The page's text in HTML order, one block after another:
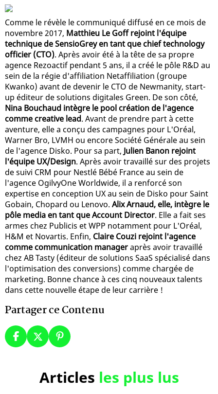
Comme le révèle le communiqué diffusé en ce mois de
novembre 2017, Matthieu Le Goff rejoint l'équipe
technique de SensioGrey en tant que chief technology
officier (CTO). Après avoir été à la tête de sa propre
agence Rezoactif pendant 5 ans, il a créé le pôle R&D au
sein de la régie d'affiliation Netaffiliation (groupe
Kwanko) avant de devenir le CTO de Newmanity, start-
up éditeur de solutions digitales Green. De son côté,
Nina Bouchaud intègre le pool création de l'agence
comme creative lead. Avant de prendre part à cette
aventure, elle a conçu des campagnes pour L'Oréal,
Warner Bro, LVMH ou encore Société Générale au sein
de l'agence Disko. Pour sa part, Julien Banon rejoint
l'équipe UX/Design. Après avoir travaillé sur des projets
de suivi CRM pour Nestlé Bébé France au sein de
l'agence OgilvyOne Worldwide, il a renforcé son
expertise en conception UX au sein de Disko pour Saint
Gobain, Chopard ou Lenovo. Alix Arnaud, elle, intègre le
pôle media en tant que Account Director. Elle a fait ses
armes chez Publicis et WPP notamment pour L'Oréal,
H&M et Novartis. Enfin, Claire Couzi rejoint l'agence
comme communication manageraprès avoir travaillé
chez AB Tasty (éditeur de solutions SaaS spécialisé dans
l'optimisation des conversions) comme chargée de
marketing. Bonne chance à ces cinq nouveaux talents
dans cette nouvelle étape de leur carrière !
Partager ce Contenu
Articles les plus lus